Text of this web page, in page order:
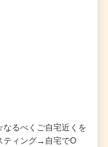
るべくご自宅近くを
ティング→自宅でO